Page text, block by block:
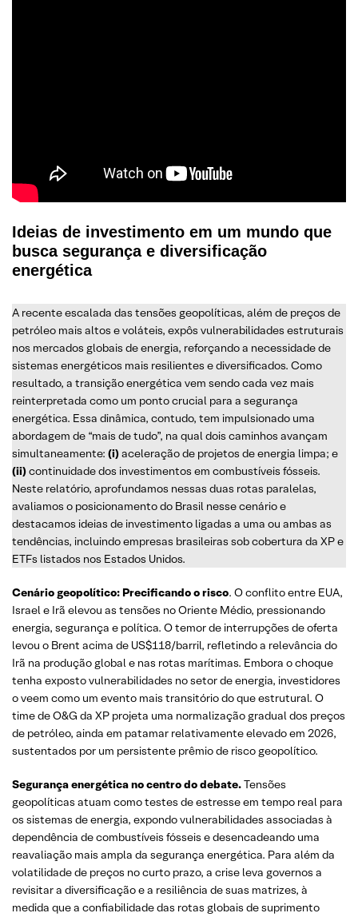
Ideias de investimento em um mundo que
busca segurança e diversificação
energética
A recente escalada das tensões geopolíticas, além de preços de
petróleo mais altos e voláteis, expôs vulnerabilidades estruturais
nos mercados globais de energia, reforçando a necessidade de
sistemas energéticos mais resilientes e diversificados. Como
resultado, a transição energética vem sendo cada vez mais
reinterpretada como um ponto crucial para a segurança
energética. Essa dinâmica, contudo, tem impulsionado uma
abordagem de “mais de tudo”, na qual dois caminhos avançam
simultaneamente: (i)aceleração de projetos de energia limpa; e
(ii)continuidade dos investimentos em combustíveis fósseis.
Neste relatório, aprofundamos nessas duas rotas paralelas,
avaliamos o posicionamento do Brasil nesse cenário e
destacamos ideias de investimento ligadas a uma ou ambas as
tendências, incluindo empresas brasileiras sob cobertura da XP e
ETFs listados nos Estados Unidos.
Cenário geopolítico: Precificando o risco. O conflito entre EUA,
Israel e Irã elevou as tensões no Oriente Médio, pressionando
energia, segurança e política. O temor de interrupções de oferta
levou o Brent acima de US$118/barril, refletindo a relevância do
Irã na produção global e nas rotas marítimas. Embora o choque
tenha exposto vulnerabilidades no setor de energia, investidores
o veem como um evento mais transitório do que estrutural. O
time de O&G da XP projeta uma normalização gradual dos preços
de petróleo, ainda em patamar relativamente elevado em 2026,
sustentados por um persistente prêmio de risco geopolítico.
Segurança energética no centro do debate.Tensões
geopolíticas atuam como testes de estresse em tempo real para
os sistemas de energia, expondo vulnerabilidades associadas à
dependência de combustíveis fósseis e desencadeando uma
reavaliação mais ampla da segurança energética. Para além da
volatilidade de preços no curto prazo, a crise leva governos a
revisitar a diversificação e a resiliência de suas matrizes, à
medida que a confiabilidade das rotas globais de suprimento